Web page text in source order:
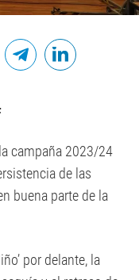
campaña 2023/24
de las
buena parte de la
por delante, la